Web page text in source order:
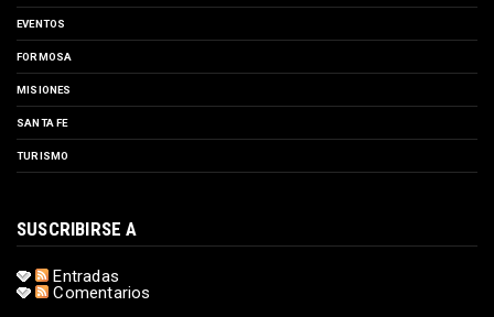
EVENTOS
FORMOSA
MISIONES
SANTA FE
TURISMO
SUSCRIBIRSE A
Entradas
Comentarios